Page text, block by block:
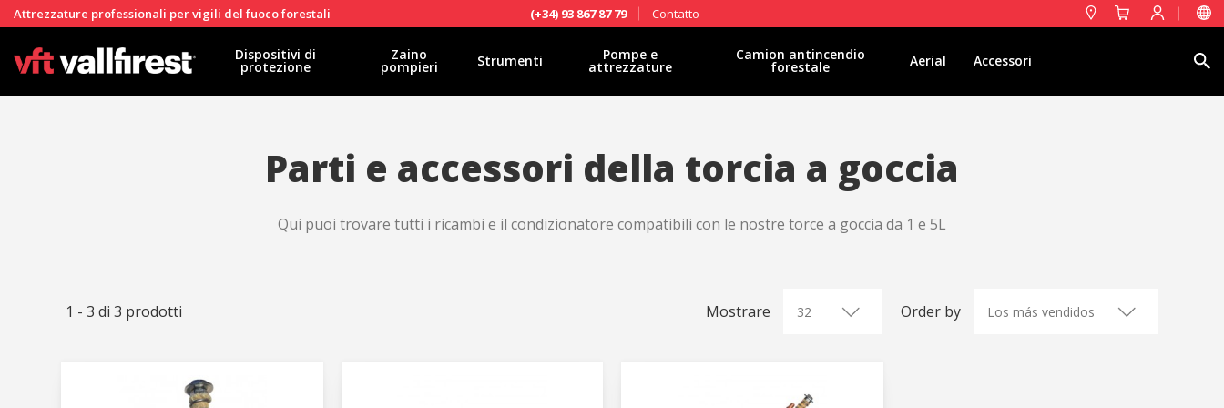
Attrezzature professionali per vigili del fuoco forestali (+34) 93 867 87 79 Contatto
Dispositivi di
protezione
Zaino
pompieri Strumenti Pompe e
attrezzature
Camion antincendio
forestale Aerial Accessori
Parti e accessori della torcia a goccia
Qui puoi trovare tutti i ricambi e il condizionatore compatibili con le nostre torce a goccia da 1 e 5L
1 - 3 di 3 prodotti Mostrare Order by